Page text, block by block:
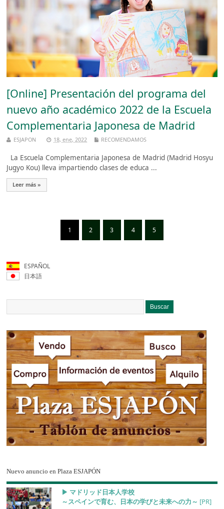
[Online] Presentación del programa del
nuevo año académico 2022 de la Escuela
Complementaria Japonesa de Madrid
ESJAPON 18, ene, 2022 RECOMENDAMOS
La Escuela Complementaria Japonesa de Madrid (Madrid Hosyu
Jugyo Kou) lleva impartiendo clases de educa ...
Leer más »
1 2 3 4 5
ESPAÑOL
日本語
Nuevo anuncio en Plaza ESJAPÓN
▶︎ マドリッド日本人学校
～スペインで育む、日本の学びと未来への力～ [PR]